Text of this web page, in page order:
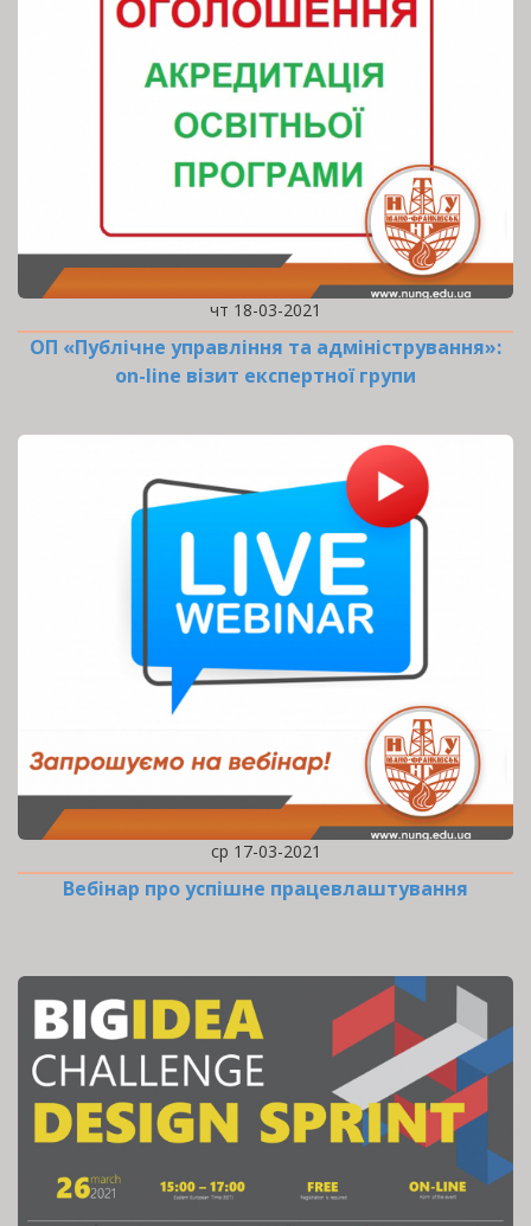
чт 18-03-2021
ОП «Публічне управління та адміністрування»:
оn-line візит експертної групи
ср 17-03-2021
Вебінар про успішне працевлаштування